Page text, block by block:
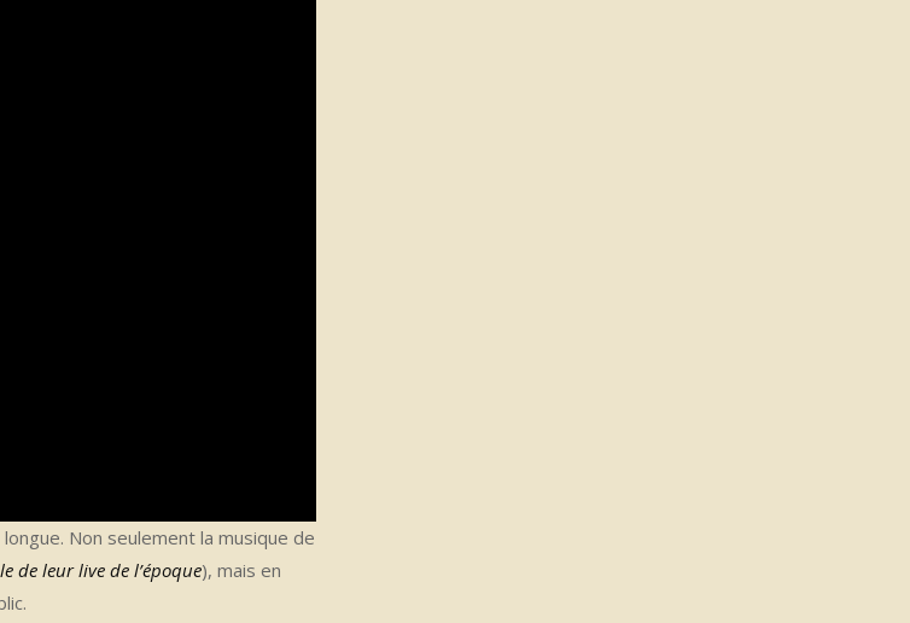
Non seulement la musique de
de leur live de l’époque), mais en